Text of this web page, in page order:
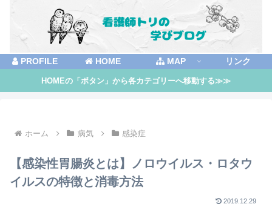
PROFILE HOME MAP リンク
HOMEの「ボタン」から各カテゴリーへ移動する≫≫
ホーム 病気 感染症
【感染性胃腸炎とは】ノロウイルス・ロタウ
イルスの特徴と消毒方法
2019.12.29